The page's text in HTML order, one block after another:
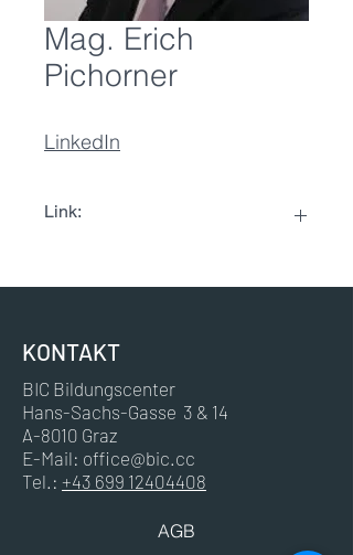
Mag. Erich
Pichorner
LinkedIn
Link:
KONTAKT
BIC Bildungscenter
Hans-Sachs-Gasse 3 & 14
A-8010 Graz
E-Mail: office@bic.cc
Tel.: +43 699 12404408
AGB